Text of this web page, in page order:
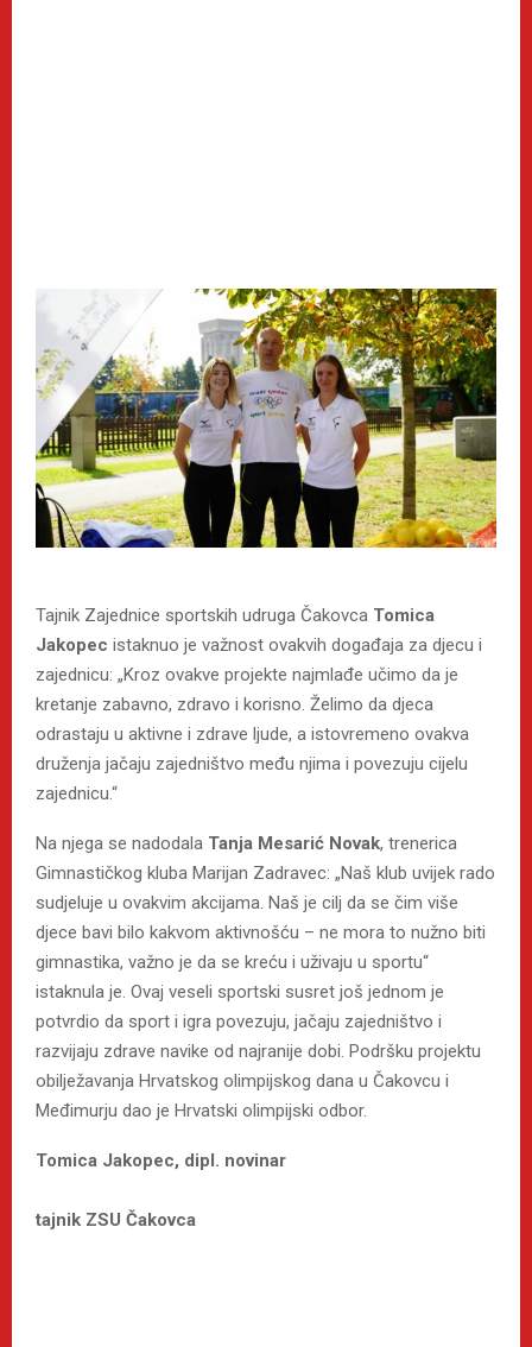
Tajnik Zajednice sportskih udruga Čakovca Tomica
Jakopec istaknuo je važnost ovakvih događaja za djecu i
zajednicu: „Kroz ovakve projekte najmlađe učimo da je
kretanje zabavno, zdravo i korisno. Želimo da djeca
odrastaju u aktivne i zdrave ljude, a istovremeno ovakva
druženja jačaju zajedništvo među njima i povezuju cijelu
zajednicu.“
Na njega se nadodala Tanja Mesarić Novak, trenerica
Gimnastičkog kluba Marijan Zadravec: „Naš klub uvijek rado
sudjeluje u ovakvim akcijama. Naš je cilj da se čim više
djece bavi bilo kakvom aktivnošću – ne mora to nužno biti
gimnastika, važno je da se kreću i uživaju u sportu“
istaknula je. Ovaj veseli sportski susret još jednom je
potvrdio da sport i igra povezuju, jačaju zajedništvo i
razvijaju zdrave navike od najranije dobi. Podršku projektu
obilježavanja Hrvatskog olimpijskog dana u Čakovcu i
Međimurju dao je Hrvatski olimpijski odbor.
Tomica Jakopec, dipl. novinar
tajnik ZSU Čakovca